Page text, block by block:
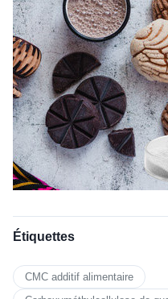
Étiquettes
CMC additif alimentaire